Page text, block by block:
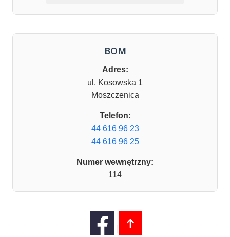
BOM
Adres:
ul. Kosowska 1
Moszczenica
Telefon:
44 616 96 23
44 616 96 25
Numer wewnętrzny:
114